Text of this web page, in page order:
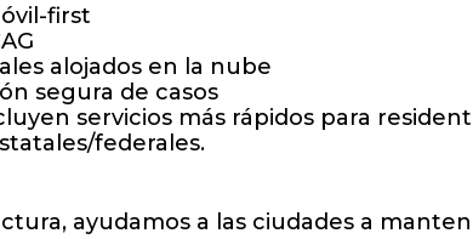
first
alojados en la nube
segura de casos
servicios más rápidos para
federales.
ayudamos a las ciudades a